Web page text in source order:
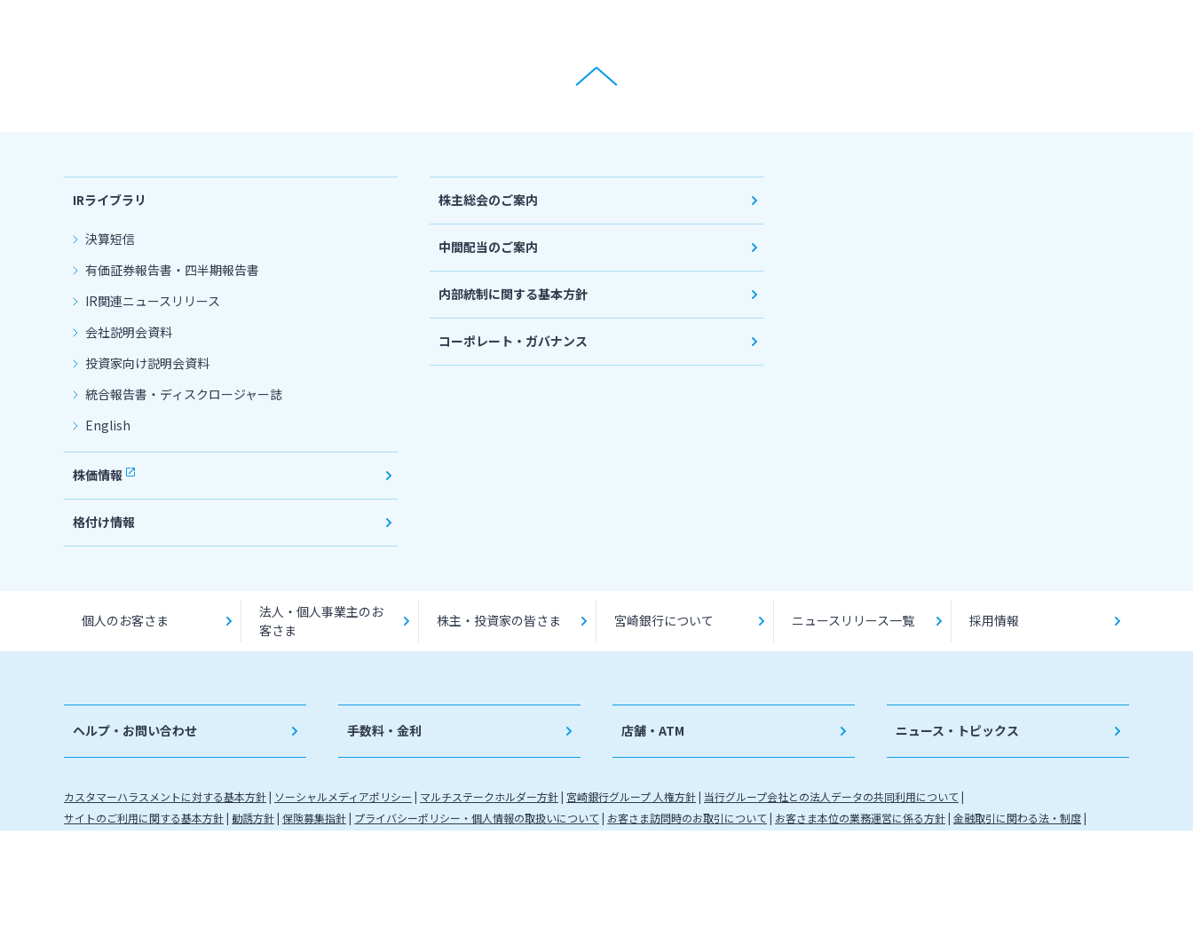
IRライブラリ
決算短信
有価証券報告書・四半期報告書
IR関連ニュースリリース
会社説明会資料
投資家向け説明会資料
統合報告書・ディスクロージャー誌
English
株価情報
格付け情報
株主総会のご案内
中間配当のご案内
内部統制に関する基本方針
コーポレート・ガバナンス
個人のお客さま
法人・個人事業主のお
客さま
株主・投資家の皆さま 宮崎銀行について ニュースリリース一覧 採用情報
ヘルプ・お問い合わせ 手数料・金利 店舗・ATM ニュース・トピックス
カスタマーハラスメントに対する基本方針 ソーシャルメディアポリシー マルチステークホルダー方針 宮崎銀行グループ 人権方針 当行グループ会社との法人データの共同利用について
サイトのご利用に関する基本方針 勧誘方針 保険募集指針 プライバシーポリシー・個人情報の取扱いについて お客さま訪問時のお取引について お客さま本位の業務運営に係る方針 金融取引に関わる法・制度